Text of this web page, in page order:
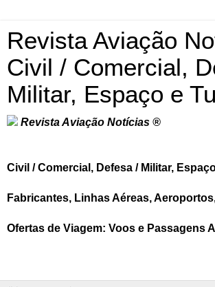
Revista Aviação
Civil / Comercial,
Militar, Espaço e
Revista Aviação Notícias ®
Civil / Comercial, Defesa / Militar,
Fabricantes, Linhas Aéreas,
Ofertas de Viagem: Voos e Passagens